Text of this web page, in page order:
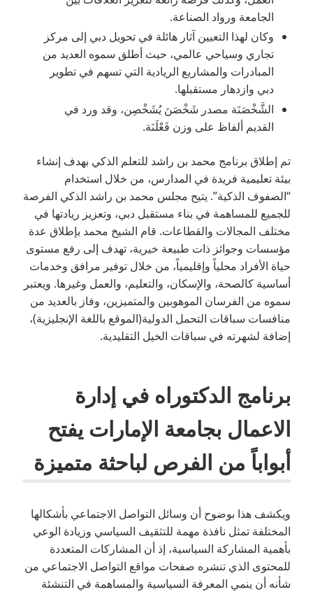
الجامعة ورواد الصناعة.
وكان لهذا التعيين آثار هائلة في تحويل دبي إلى مركز
تجاري وسياحي عالمي، حيث أطلق سموه العديد من
المبادرات والمشاريع الريادية التي تسهم في تطوير
دبي وازدهار مستقبلها.
الشَّخْصَنَة مصدر شَخْصَنَ يُشَخْصِن، وقد ورد في
القديم ألفاظ على وزن فَعْلَنَة.
تم إطلاق برنامج محمد بن راشد للتعلم الذكي بهدف إنشاء
بيئة تعليمية فريدة في المدارس، من خلال استخدام
“الصفوف الذكية”. يتيح مجلس محمد بن راشد الذكي الفرصة
للجميع للمساهمة في بناء مستقبل دبي، وتعزيز ريادتها في
مختلف المجالات والقطاعات. قام الشيخ محمد بإطلاق عدة
مؤسسات وجوائز ذات طبيعة خيرية، تهدف إلى رفع مستوى
حياة الأفراد محلياً وإقليمياً، من خلال توفير مرافق وخدمات
أساسية كالصحة، والإسكان، والتعليم، والعمل وغيرها. ويعتبر
سموه من الفرسان الموهوبين والمتميزين، وفاز بالعديد من
منافسات سباقات التحمل الدولية(الموقع باللغة الإنجليزية)،
إضافة لشهرته في سباقات الخيل التقليدية.
برنامج الدكتوراه في إدارة
الاعمال بجامعة الإمارات يفتح
أبواباً من الفرص لباحثة متميزة
ويكشف هذا بوضوح أن وسائل التواصل الاجتماعي بأشكالها
المختلفة تمثل نافذة مهمة للتثقيف السياسي وزيادة الوعي
بأهمية المشاركة السياسية، إذ أن المشاركات المتعددة
للمحتوى الذي تنشره صفحات مواقع التواصل الاجتماعي من
شأنه أن ينمي المعرفة السياسية والمساهمة في التنشئة